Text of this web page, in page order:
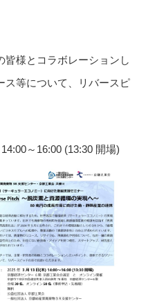
皆様とコラボレーションし
ス等について、リバースピ
～16:00 (13:30 開場)